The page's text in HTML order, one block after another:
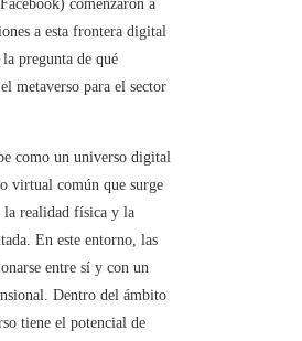
comenzaron a
a esta frontera digital
pregunta de qué
metaverso para el sector
como un universo digital
virtual común que surge
la realidad física y la
En este entorno, las
entre sí y con un
Dentro del ámbito
tiene el potencial de